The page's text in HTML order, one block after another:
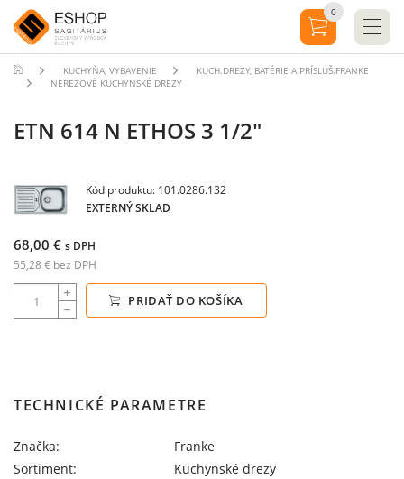
KUCHYŇA, VYBAVENIE
KUCH.DREZY, BATÉRIE A PRÍSLUŠ.FRANKE
NEREZOVÉ KUCHYNSKÉ DREZY
ETN 614 N ETHOS 3 1/2"
Kód produktu: 101.0286.132
EXTERNÝ SKLAD
68,00 € s DPH
55,28 € bez DPH
PRIDAŤ DO KOŠÍKA
TECHNICKÉ PARAMETRE
Značka:
Franke
Sortiment:
Kuchynské drezy
0